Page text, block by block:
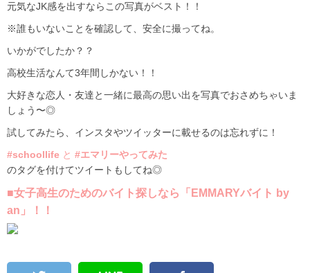
元気なJK感を出すならこの写真がベスト！！
※誰もいないことを確認して、安全に撮ってね。
いかがでしたか？？
高校生活なんて3年間しかない！！
大好きな恋人・友達と一緒に最高の思い出を写真でおさめちゃいま
しょう〜◎
試してみたら、インスタやツイッターに載せるのは忘れずに！
#schoollife と #エマリーやってみた
のタグを付けてツイートもしてね◎
■女子高生のためのバイト探しなら「EMMARYバイト by
an」！！